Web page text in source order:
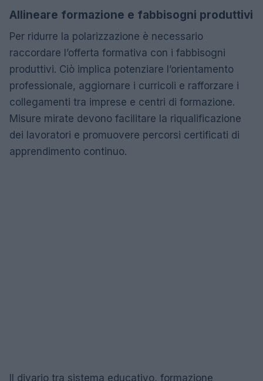
Allineare formazione e fabbisogni produttivi
Per ridurre la polarizzazione è necessario
raccordare l’offerta formativa con i fabbisogni
produttivi. Ciò implica potenziare l’orientamento
professionale, aggiornare i curricoli e rafforzare i
collegamenti tra imprese e centri di formazione.
Misure mirate devono facilitare la riqualificazione
dei lavoratori e promuovere percorsi certificati di
apprendimento continuo.
Il divario tra sistema educativo, formazione